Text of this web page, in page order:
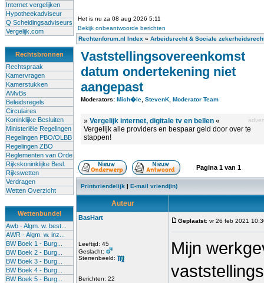
Internet vergelijken
Hypotheekadviseur
Q Scheidingsadviseurs
Vergelijk.com
Rechtsbronnen
Rechtspraak
Kamervragen
Kamerstukken
AMvBs
Beleidsregels
Circulaires
Koninklijke Besluiten
Ministeriële Regelingen
Regelingen PBO/OLBB
Regelingen ZBO
Reglementen van Orde
Rijkskoninklijke Besl.
Rijkswetten
Verdragen
Wetten Overzicht
Wettenbundel
Awb - Algm. w. best...
AWR - Algm. w. inz...
BW Boek 1 - Burg...
BW Boek 2 - Burg...
BW Boek 3 - Burg...
BW Boek 4 - Burg...
BW Boek 5 - Burg...
Het is nu za 08 aug 2026 5:11
Bekijk onbeantwoorde berichten
Rechtenforum.nl Index » Arbeidsrecht & Sociale
Vaststellingsovereenkomst
datum ondertekening niet
aangepast
Moderators: Mich�le StevenK Moderator Team
» Vergelijk internet, digitale tv en bellen «
Vergelijk alle providers en bespaar geld door over te
stappen!
Pagina 1 van 1
Printvriendelijk | E-mail vriend(in)
Auteur
BasHart
Leeftijd: 45
Geslacht:
Sterrenbeeld:
Berichten: 22
Geplaatst: vr 26 feb 2021
Mijn